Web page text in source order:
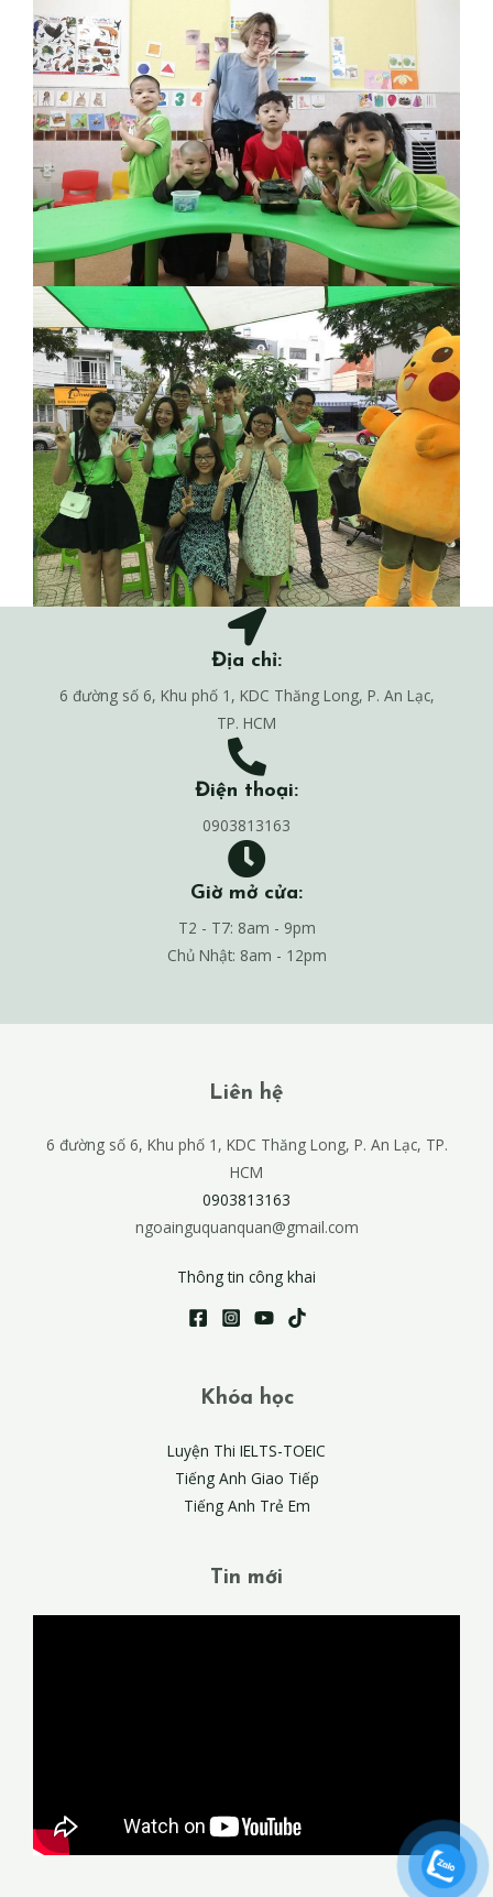
Địa chỉ:
6 đường số 6, Khu phố 1, KDC Thăng Long, P. An Lạc,
TP. HCM
Điện thoại:
0903813163
Giờ mở cửa:
T2 - T7: 8am - 9pm
Chủ Nhật: 8am - 12pm
Liên hệ
6 đường số 6, Khu phố 1, KDC Thăng Long, P. An Lạc, TP.
HCM
0903813163
ngoainguquanquan@gmail.com
Thông tin công khai
Khóa học
Luyện Thi IELTS-TOEIC
Tiếng Anh Giao Tiếp
Tiếng Anh Trẻ Em
Tin mới